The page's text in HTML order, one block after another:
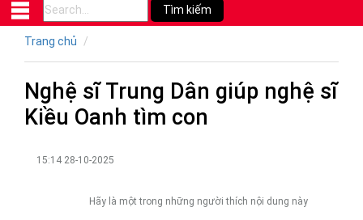
Trang chủ
Nghệ sĩ Trung Dân giúp nghệ sĩ
Kiều Oanh tìm con
15:14 28-10-2025
Hãy là một trong những người thích nội dung này